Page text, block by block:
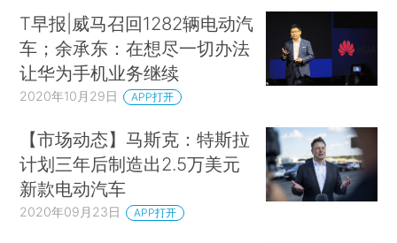
T早报|威马召回1282辆电动汽
车；余承东：在想尽一切办法
让华为手机业务继续
2020年10月29日 APP打开
【市场动态】马斯克：特斯拉
计划三年后制造出2.5万美元
新款电动汽车
2020年09月23日 APP打开